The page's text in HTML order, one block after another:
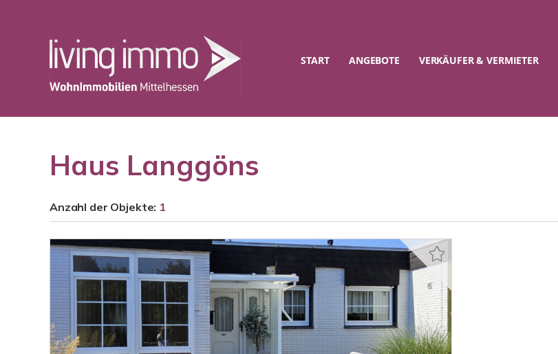
START ANGEBOTE VERKÄUFER & VERMIETER
Haus Langgöns
Anzahl der Objekte: 1